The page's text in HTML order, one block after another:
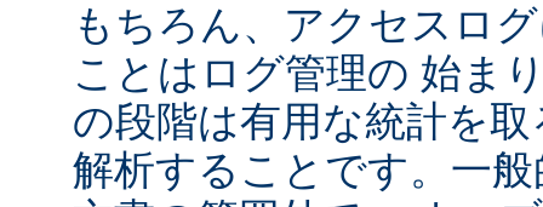
もちろん、アクセスロ
ことはログ管理の 始ま
の段階は有用な統計を
解析することです。一